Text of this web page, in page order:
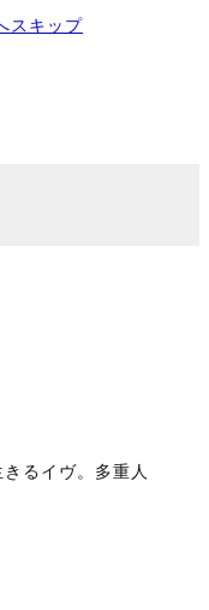
スキップ
るイヴ。多重人